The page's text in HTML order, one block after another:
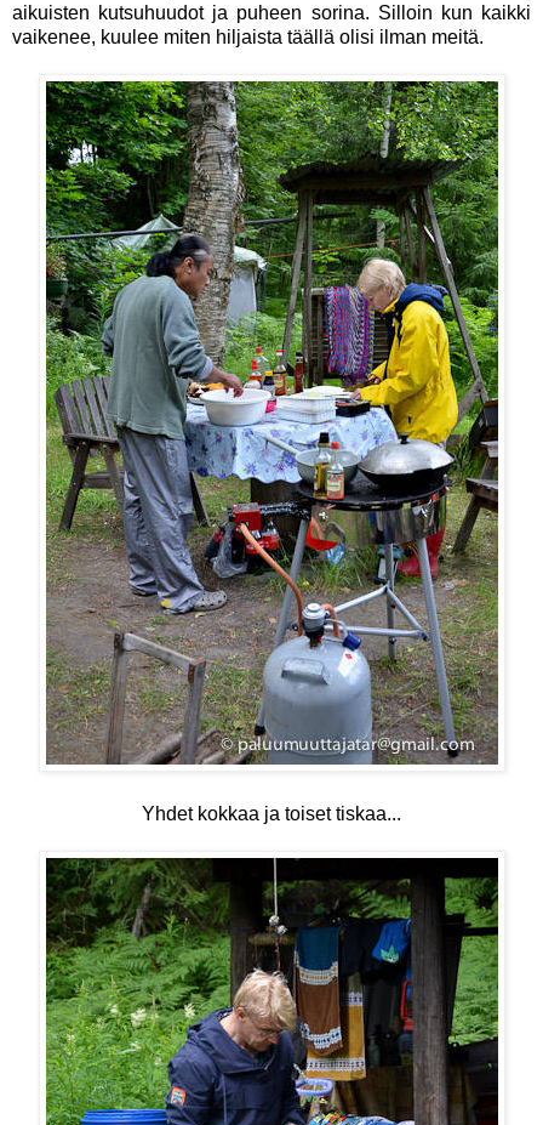
aikuisten kutsuhuudot ja puheen sorina. Silloin kun kaikki
vaikenee, kuulee miten hiljaista täällä olisi ilman meitä.
Yhdet kokkaa ja toiset tiskaa...